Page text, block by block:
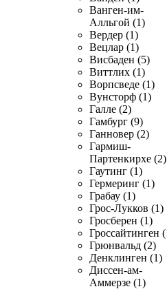
Ванген-им-
Алльгой (1)
Вердер (1)
Вецлар (1)
Висбаден (5)
Виттлих (1)
Ворпсведе (1)
Вунсторф (1)
Галле (2)
Гамбург (9)
Ганновер (2)
Гармиш-
Партенкирхе (2)
Гаутинг (1)
Гермеринг (1)
Грабау (1)
Грос-Лукков (1)
Гросберен (1)
Гроссайтинген
Грюнвальд (2)
Денклинген (1)
Диссен-ам-
Аммерзе (1)